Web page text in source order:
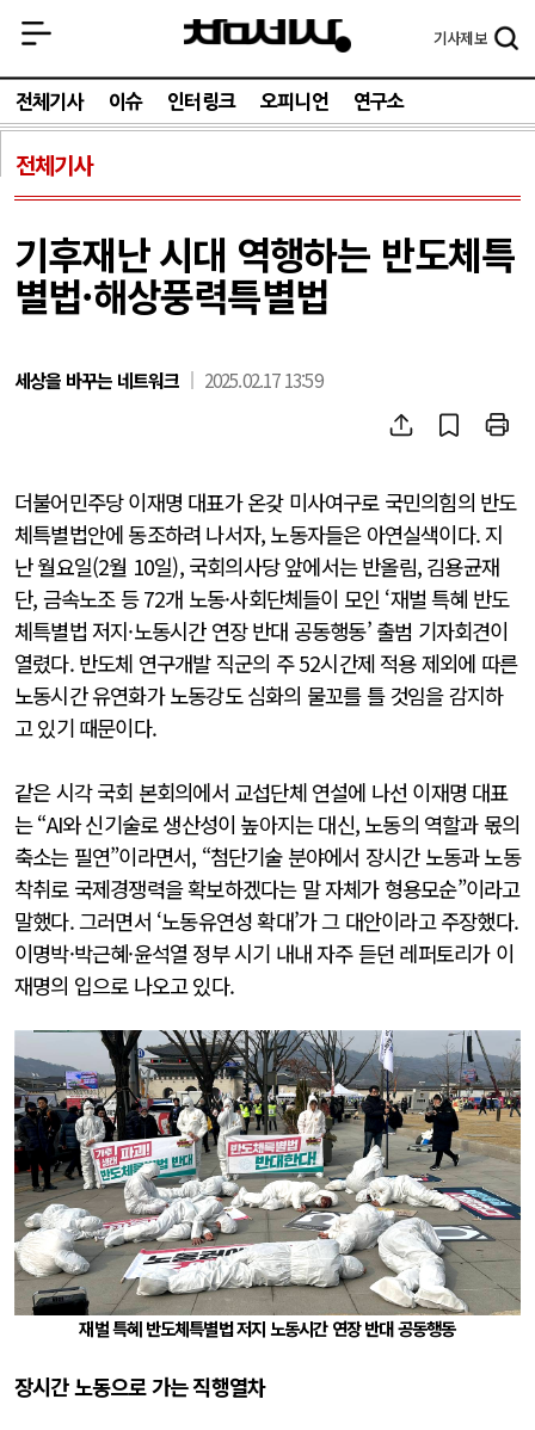
기사제보
전체기사 이슈 인터링크 오피니언 연구소
전체기사
기후재난 시대 역행하는 반도체특
별법·해상풍력특별법
세상을 바꾸는 네트워크 2025.02.17 13:59
더불어민주당 이재명 대표가 온갖 미사여구로 국민의힘의 반도
체특별법안에 동조하려 나서자, 노동자들은 아연실색이다. 지
난 월요일(2월 10일), 국회의사당 앞에서는 반올림, 김용균재
단, 금속노조 등 72개 노동·사회단체들이 모인 ‘재벌 특혜 반도
체특별법 저지·노동시간 연장 반대 공동행동’ 출범 기자회견이
열렸다. 반도체 연구개발 직군의 주 52시간제 적용 제외에 따른
노동시간 유연화가 노동강도 심화의 물꼬를 틀 것임을 감지하
고 있기 때문이다.
같은 시각 국회 본회의에서 교섭단체 연설에 나선 이재명 대표
는 “AI와 신기술로 생산성이 높아지는 대신, 노동의 역할과 몫의
축소는 필연”이라면서, “첨단기술 분야에서 장시간 노동과 노동
착취로 국제경쟁력을 확보하겠다는 말 자체가 형용모순”이라고
말했다. 그러면서 ‘노동유연성 확대’가 그 대안이라고 주장했다.
이명박·박근혜·윤석열 정부 시기 내내 자주 듣던 레퍼토리가 이
재명의 입으로 나오고 있다.
재벌 특혜 반도체특별법 저지 노동시간 연장 반대 공동행동
장시간 노동으로 가는 직행열차